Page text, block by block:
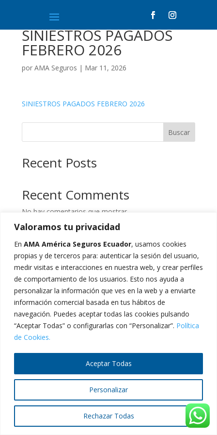
Valoramos tu privacidad
En AMA América Seguros Ecuador, usamos cookies
propias y de terceros para: autenticar la sesión del usuario,
medir visitas e interacciones en nuestra web, y crear perfiles
de comportamiento de los usuarios. Esto nos ayuda a
personalizar la información que ves en la web y a enviarte
información comercial basada en tus hábitos de
navegación. Puedes aceptar todas las cookies pulsando
“Aceptar Todas” o configurarlas con “Personalizar”. Política
de Cookies.
Personalizar
Rechazar Todas
Aceptar Todas
SINIESTROS PAGADOS
FEBRERO 2026
por AMA Seguros | Mar 11, 2026
SINIESTROS PAGADOS FEBRERO 2026
Buscar
Recent Posts
Recent Comments
No hay comentarios que mostrar.
2024 © AMA América Seguros Ecuador - Todos los
derechos reservados.